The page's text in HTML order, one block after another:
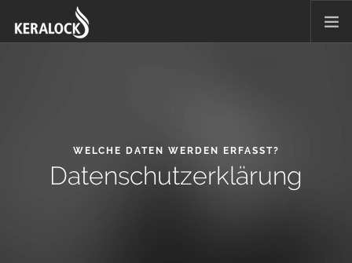
WELCHE DATEN WERDEN ERFASST?
Datenschutzerklärung